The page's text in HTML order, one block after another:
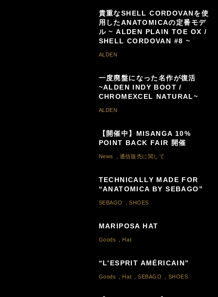
貴重なSHELL CORDOVANを使
用したANATOMICAの定番モデ
ル ~ ALDEN PLAIN TOE OX /
SHELL CORDOVAN #8 ~
ALDEN
一度廃盤になった名作が復活
~ALDEN INDY BOOT /
CHROMEXCEL NATURAL~
ALDEN
【開催中】MISANGA 10%
POINT BACK FAIR 開催
News 通信販売に関して
TECHNICALLY MADE FOR
“ANATOMICA BY SEBAGO”
SEBAGO ,SHOES
MARIPOSA HAT
Goods Hat
“L’ESPRIT AMÉRICAIN”
Goods Hat ,SEBAGO SHOES